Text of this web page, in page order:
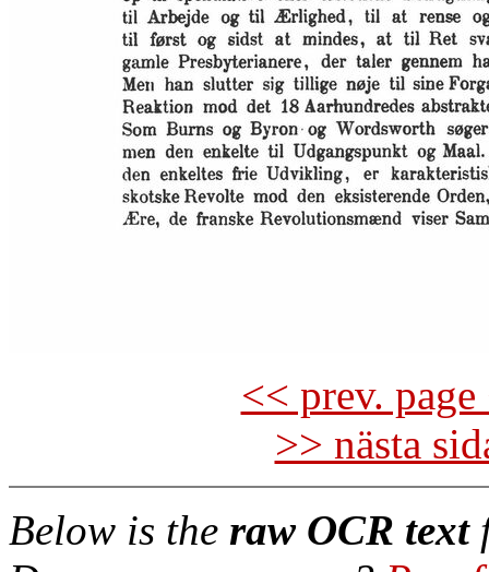
<< prev.
>> nästa
Below is the raw OCR text